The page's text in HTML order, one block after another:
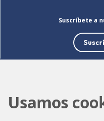
Suscríbete a
Usamos